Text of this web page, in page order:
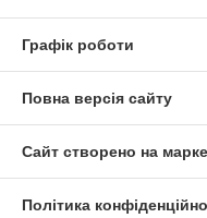
Графік роботи
Повна версія сайту
Сайт створено на
Політика